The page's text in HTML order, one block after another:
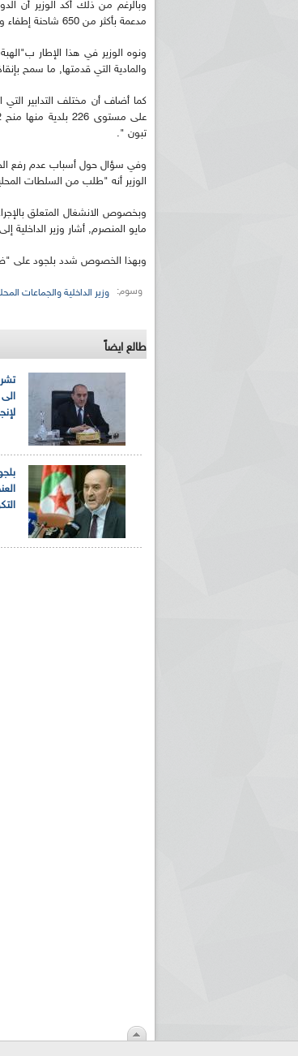
مدعمة بأكثر من 650 شاحنة إطفاء و6 طائرات مروحية عززت بطائرات قاذفة للمياه مؤجرة من الإتحاد الاوروبي".
ونوه الوزير في هذا الإطار
والمادية التي قدمتها, ما سمح
تبون ".
وفي سؤال حول أسباب عدم رفع
الوزير أنه "طلب من السلطات المحلية للولاية إخراج هذا
وبخصوص الانشغال المتعلق
مايو المنصرم, أشار وزير
وبهذا الخصوص شدد بلجود على
وسوم: وزير الداخلية والجماعات
طالع ايضاً
بالصور... اللقاء
حول مرافقة وتغطية
الإذاعة الجزائرية للرياضيين البارالمبيين المتوجين